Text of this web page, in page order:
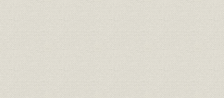
設備
明電舎の誕生と「モートルの明
電」 1897●明治30年→大正5年
●1916
大正3年
年)